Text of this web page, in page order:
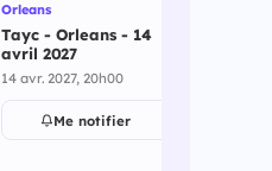
Orleans
Tayc - Orleans - 14
avril 2027
14 avr. 2027, 20h00
Me notifier